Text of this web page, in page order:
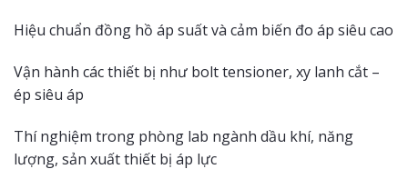
Hiệu chuẩn đồng hồ áp suất và cảm biến đo áp siêu cao
Vận hành các thiết bị như bolt tensioner, xy lanh cắt –
ép siêu áp
Thí nghiệm trong phòng lab ngành dầu khí, năng
lượng, sản xuất thiết bị áp lực